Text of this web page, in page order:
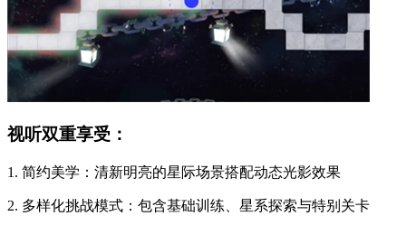
视听双重享受：
1. 简约美学：清新明亮的星际场景搭配动态光影效果
2. 多样化挑战模式：包含基础训练、星系探索与特别关卡